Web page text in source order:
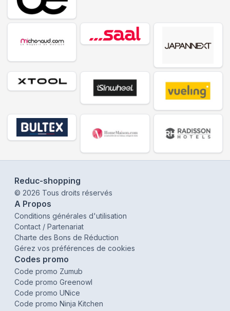
Reduc-shopping
© 2026 Tous droits réservés
A Propos
Conditions générales d'utilisation
Contact / Partenariat
Charte des Bons de Réduction
Gérez vos préférences de cookies
Codes promo
Code promo Zumub
Code promo Greenowl
Code promo UNice
Code promo Ninja Kitchen